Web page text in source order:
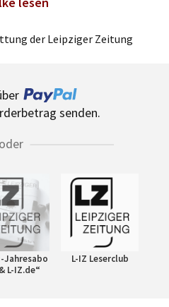
der Leipziger Zeitung
senden.
oder
Jahresabo
L-IZ.de“
L-IZ Leserclub